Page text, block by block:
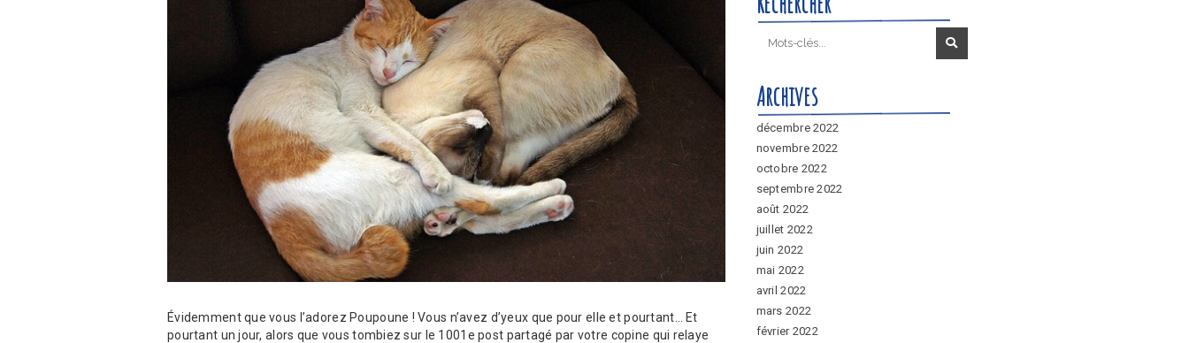
Évidemment que vous l’adorez Poupoune ! Vous n’avez d’yeux que pour elle et pourtant… Et
pourtant un jour, alors que vous tombiez sur le 1001e post partagé par votre copine qui relaye
Archives
décembre 2022
novembre 2022
octobre 2022
septembre 2022
août 2022
juillet 2022
juin 2022
mai 2022
avril 2022
mars 2022
février 2022